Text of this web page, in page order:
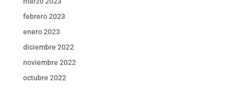
febrero 2023
enero 2023
diciembre 2022
noviembre 2022
octubre 2022